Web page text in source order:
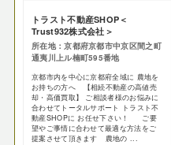
トラスト不動産SHOP＜
Trust932株式会社＞
所在地：京都府京都市中京区間之町
通夷川上ル楠町595番地
京都市内を中心に京都府全域に 農地を
お持ちの方へ 【相続不動産の高値売
却・高価買取】 ご相談者様のお悩みに
合わせてトータルサポート トラスト不
動産SHOPに お任せ下さい！ ご要
望やご事情に合わせて最適な方法をご
提案させて頂きます 農地の ...